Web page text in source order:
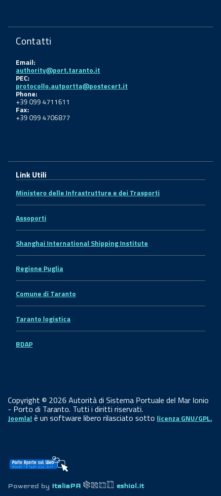
Contatti
Email:
authority@port.taranto.it
PEC:
protocollo.autportta@postecert.it
Phone:
+39 099 4711611
Fax:
+39 099 4706877
Link Utili
Ministero delle Infrastrutture e dei Trasporti
Assoporti
Shanghai International Shipping Institute
Regione Puglia
Comune di Taranto
Taranto logistica
BDAP
Copyright © 2026 Autorità di Sistema Portuale del Mar Ionio
- Porto di Taranto. Tutti i diritti riservati.
Joomla! è un software libero rilasciato sotto licenza GNU/GPL.
Powered by ItaliaPA eshiol.it